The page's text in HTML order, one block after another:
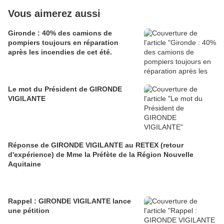
Vous aimerez aussi
Gironde : 40% des camions de
pompiers toujours en réparation
après les incendies de cet été.
Le mot du Président de GIRONDE
VIGILANTE
Réponse de GIRONDE VIGILANTE au RETEX (retour
d'expérience) de Mme la Préfète de la Région Nouvelle
Aquitaine
Rappel : GIRONDE VIGILANTE lance
une pétition